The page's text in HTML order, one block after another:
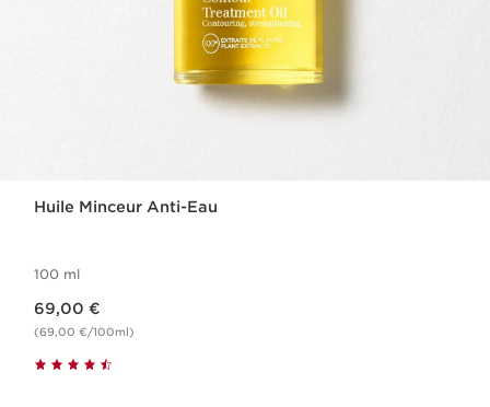
Huile Minceur Anti-Eau
100 ml
69,00 €
(69,00 €/100ml)